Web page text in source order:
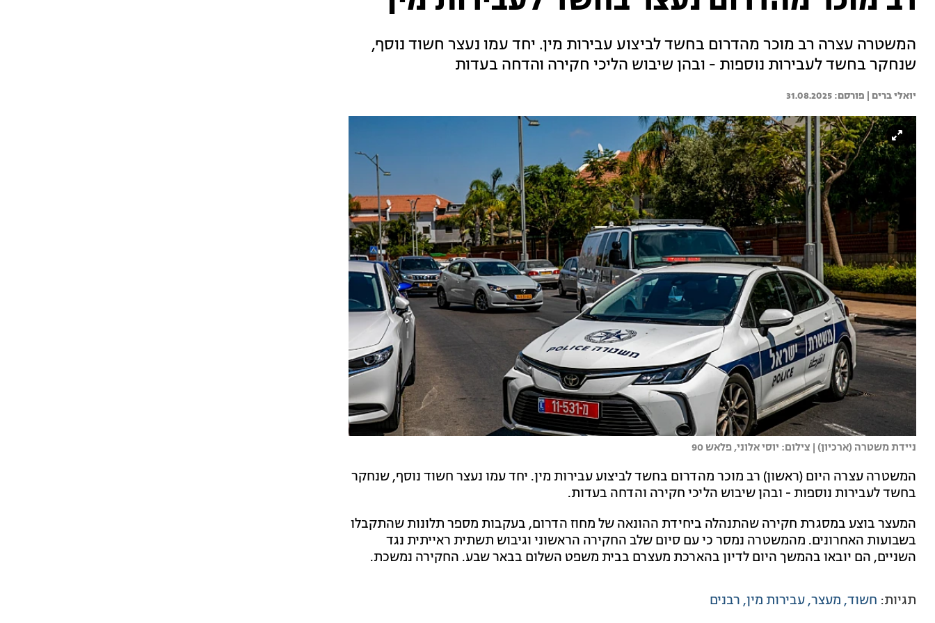
המשטרה עצרה רב מוכר מהדרום בחשד לביצוע עבירות מין. יחד עמו נעצר חשוד נוסף,
שנחקר בחשד לעבירות נוספות - ובהן שיבוש הליכי חקירה והדחה בעדות
יואלי ברים | 31.08.2025
ניידת משטרה (ארכיון) | צילום: יוסי אלוני, פלאש 90
המשטרה עצרה היום (ראשון) רב מוכר מהדרום בחשד לביצוע עבירות מין. יחד עמו נעצר חשוד נוסף, שנחקר
בחשד לעבירות נוספות - ובהן שיבוש הליכי חקירה והדחה בעדות.
המעצר בוצע במסגרת חקירה שהתנהלה ביחידת ההונאה של מחוז הדרום, בעקבות מספר תלונות שהתקבלו
בשבועות האחרונים. מהמשטרה נמסר כי עם סיום שלב החקירה הראשוני וגיבוש תשתית ראייתית נגד
השניים, הם יובאו בהמשך היום לדיון בהארכת מעצרם בבית משפט השלום בבאר שבע. החקירה נמשכת.
תגיות: חשוד מעצר עבירות מין רבנים